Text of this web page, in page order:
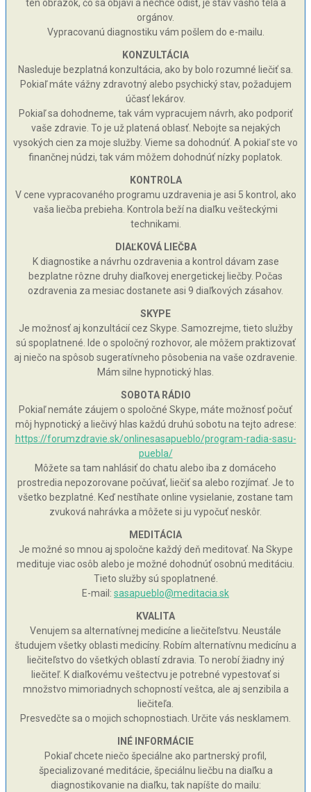
ten obrázok, čo sa objaví a nechce odísť, je stav vášho tela a
orgánov.
Vypracovanú diagnostiku vám pošlem do e-mailu.
KONZULTÁCIA
Nasleduje bezplatná konzultácia, ako by bolo rozumné liečiť sa.
Pokiaľ máte vážny zdravotný alebo psychický stav, požadujem
účasť lekárov.
Pokiaľ sa dohodneme, tak vám vypracujem návrh, ako podporiť
vaše zdravie. To je už platená oblasť. Nebojte sa nejakých
vysokých cien za moje služby. Vieme sa dohodnúť. A pokiaľ ste vo
finančnej núdzi, tak vám môžem dohodnúť nízky poplatok.
KONTROLA
V cene vypracovaného programu uzdravenia je asi 5 kontrol, ako
vaša liečba prebieha. Kontrola beží na diaľku vešteckými
technikami.
DIAĽKOVÁ LIEČBA
K diagnostike a návrhu ozdravenia a kontrol dávam zase
bezplatne rôzne druhy diaľkovej energetickej liečby. Počas
ozdravenia za mesiac dostanete asi 9 diaľkových zásahov.
SKYPE
Je možnosť aj konzultácií cez Skype. Samozrejme, tieto služby
sú spoplatnené. Ide o spoločný rozhovor, ale môžem praktizovať
aj niečo na spôsob sugeratívneho pôsobenia na vaše ozdravenie.
Mám silne hypnotický hlas.
SOBOTA RÁDIO
Pokiaľ nemáte záujem o spoločné Skype, máte možnosť počuť
môj hypnotický a liečivý hlas každú druhú sobotu na tejto adrese:
https://forumzdravie.sk/onlinesasapueblo/program-radia-sasu-
puebla/
Môžete sa tam nahlásiť do chatu alebo iba z domáceho
prostredia nepozorovane počúvať, liečiť sa alebo rozjímať. Je to
všetko bezplatné. Keď nestíhate online vysielanie, zostane tam
zvuková nahrávka a môžete si ju vypočuť neskôr.
MEDITÁCIA
Je možné so mnou aj spoločne každý deň meditovať. Na Skype
medituje viac osôb alebo je možné dohodnúť osobnú meditáciu.
Tieto služby sú spoplatnené.
E-mail: sasapueblo@meditacia.sk
KVALITA
Venujem sa alternatívnej medicíne a liečiteľstvu. Neustále
študujem všetky oblasti medicíny. Robím alternatívnu medicínu a
liečiteľstvo do všetkých oblastí zdravia. To nerobí žiadny iný
liečiteľ. K diaľkovému veštectvu je potrebné vypestovať si
množstvo mimoriadnych schopností veštca, ale aj senzibila a
liečiteľa.
Presvedčte sa o mojich schopnostiach. Určite vás nesklamem.
INÉ INFORMÁCIE
Pokiaľ chcete niečo špeciálne ako partnerský profil,
špecializované meditácie, špeciálnu liečbu na diaľku a
diagnostikovanie na diaľku, tak napíšte do mailu: